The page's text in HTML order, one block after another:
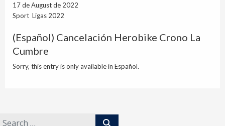
17 de August de 2022
Sport Ligas 2022
(Español) Cancelación Herobike Crono La
Cumbre
Sorry, this entry is only available in Español.